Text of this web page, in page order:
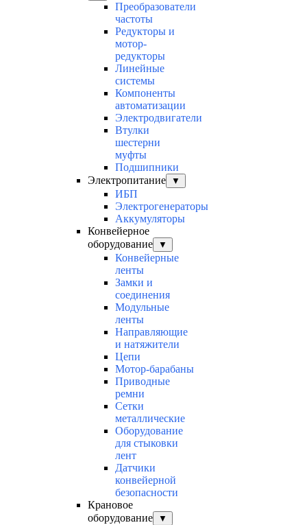
Преобразователи
частоты
Редукторы и
мотор-
редукторы
Линейные
системы
Компоненты
автоматизации
Электродвигатели
Втулки
шестерни
муфты
Подшипники
Электропитание
▼
ИБП
Электрогенераторы
Аккумуляторы
Конвейерное
оборудование
▼
Конвейерные
ленты
Замки и
соединения
Модульные
ленты
Направляющие
и натяжители
Цепи
Мотор-барабаны
Приводные
ремни
Сетки
металлические
Оборудование
для стыковки
лент
Датчики
конвейерной
безопасности
Крановое
оборудование
▼